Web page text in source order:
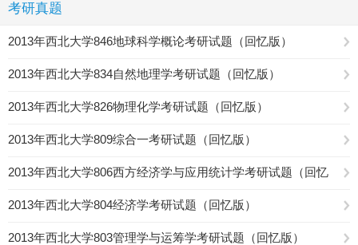
考研真题
2013年西北大学846地球科学概论考研试题（回忆版）
2013年西北大学834自然地理学考研试题（回忆版）
2013年西北大学826物理化学考研试题（回忆版）
2013年西北大学809综合一考研试题（回忆版）
2013年西北大学806西方经济学与应用统计学考研试题（回忆
版）
2013年西北大学804经济学考研试题（回忆版）
2013年西北大学803管理学与运筹学考研试题（回忆版）